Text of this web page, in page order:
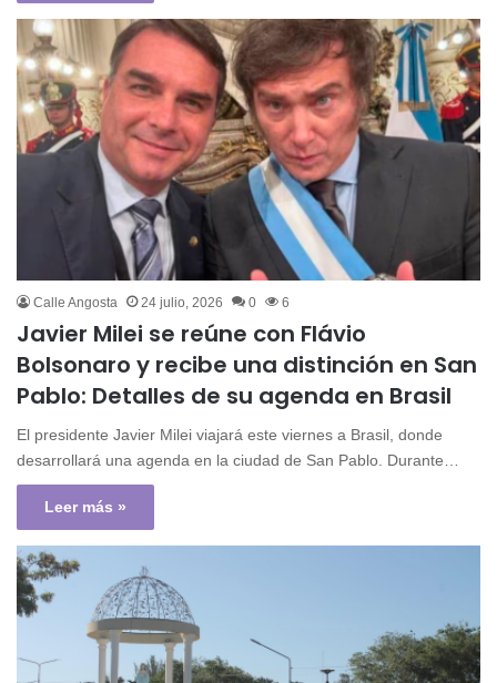
Calle Angosta 24 julio, 2026 0 6
Javier Milei se reúne con Flávio
Bolsonaro y recibe una distinción en San
Pablo: Detalles de su agenda en Brasil
El presidente Javier Milei viajará este viernes a Brasil, donde
desarrollará una agenda en la ciudad de San Pablo. Durante…
Leer más »